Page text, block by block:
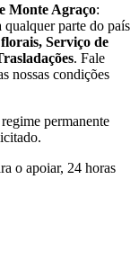
Monte Agraço:
qualquer parte do país
Serviço de
. Fale
nossas condições
permanente
o apoiar, 24 horas